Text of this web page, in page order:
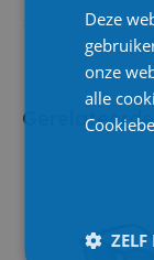
Deze
onze
alle
ZELF